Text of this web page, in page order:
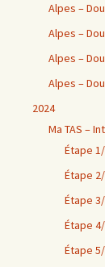
Alpes –
Alpes –
Alpes –
Alpes –
2024
Ma TAS –
Étape
Étape
Étape
Étape
Étape